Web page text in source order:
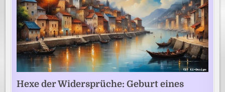
Hexe der Widersprüche: Geburt eines